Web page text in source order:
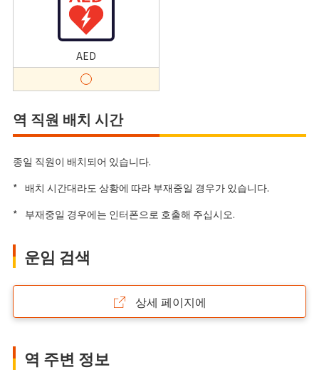
AED
역 직원 배치 시간
종일 직원이 배치되어 있습니다.
* 배치 시간대라도 상황에 따라 부재중일 경우가 있습니다.
* 부재중일 경우에는 인터폰으로 호출해 주십시오.
운임 검색
상세 페이지에
역 주변 정보